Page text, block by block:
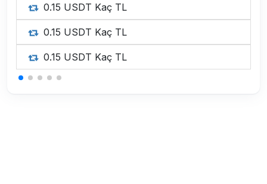
0.15 USDT Kaç TL
0.15 USDT Kaç TL
0.15 USDT Kaç TL